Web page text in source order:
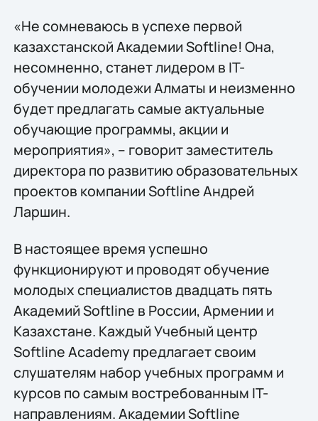
«Не сомневаюсь в успехе первой
казахстанской Академии Softline! Она,
несомненно, станет лидером в IT-
обучении молодежи Алматы и неизменно
будет предлагать самые актуальные
обучающие программы, акции и
мероприятия», – говорит заместитель
директора по развитию образовательных
проектов компании Softline Андрей
Ларшин.
В настоящее время успешно
функционируют и проводят обучение
молодых специалистов двадцать пять
Академий Softline в России, Армении и
Казахстане. Каждый Учебный центр
Softline Academy предлагает своим
слушателям набор учебных программ и
курсов по самым востребованным IT-
направлениям. Академии Softline